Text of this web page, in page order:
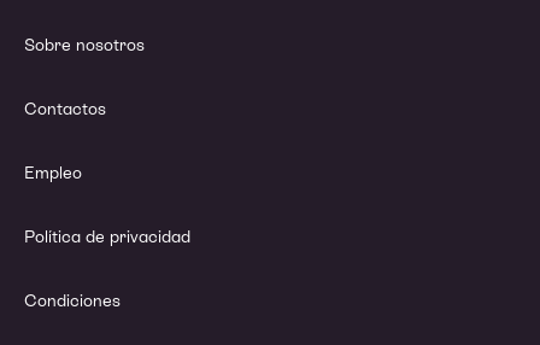
Sobre nosotros
Contactos
Empleo
Política de privacidad
Condiciones